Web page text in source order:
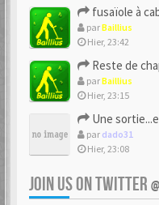
fusaïole à
parBaillius
Hier, 23:42
Reste de
parBaillius
Hier, 23:15
Une
par dado31
Hier, 23:08
JOIN US ON TWITTER